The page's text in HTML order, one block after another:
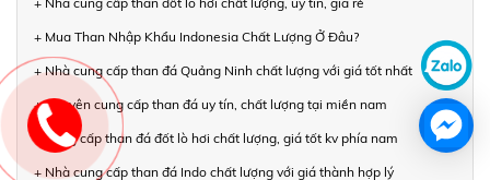
+ Mua Than Nhập Khẩu Indonesia Chất Lượng Ở Đâu?
+ Nhà cung cấp than đá Quảng Ninh chất lượng với giá tốt nhất
+ Chuyên cung cấp than đá uy tín, chất lượng tại miền nam
+ Cung cấp than đá đốt lò hơi chất lượng, giá tốt kv phía nam
+ Nhà cung cấp than đá Indo chất lượng với giá thành hợp lý